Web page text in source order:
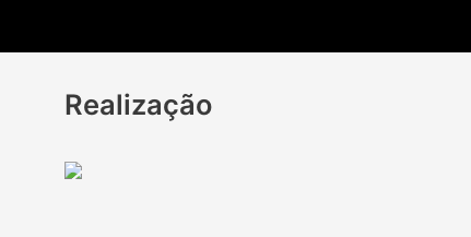
Realização